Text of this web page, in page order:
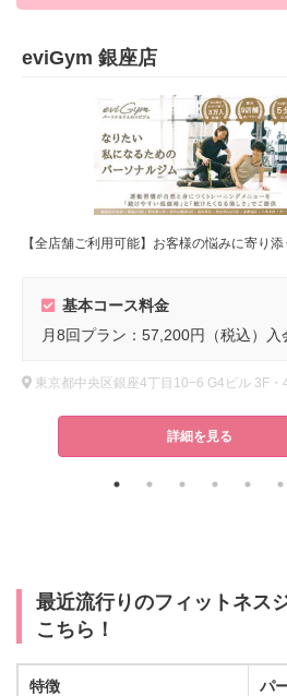
eviGym 銀座店
基本コース料金
東京都中央区銀座4丁目10−6 G4ビル 3F・
詳細を見る
最近流行りのフィットネス
こちら！
特徴 パ